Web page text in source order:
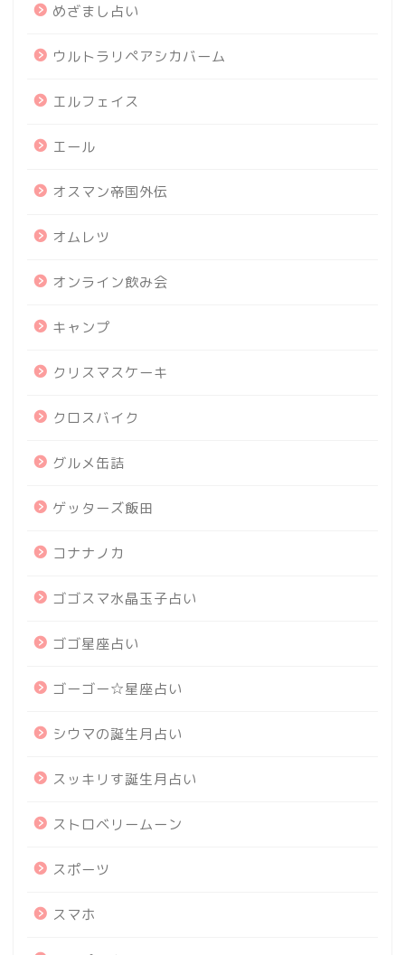
めざまし占い
ウルトラリペアシカバーム
エルフェイス
エール
オスマン帝国外伝
オムレツ
オンライン飲み会
キャンプ
クリスマスケーキ
クロスバイク
グルメ缶詰
ゲッターズ飯田
コナナノカ
ゴゴスマ水晶玉子占い
ゴゴ星座占い
ゴーゴー☆星座占い
シウマの誕生月占い
スッキリす誕生月占い
ストロベリームーン
スポーツ
スマホ